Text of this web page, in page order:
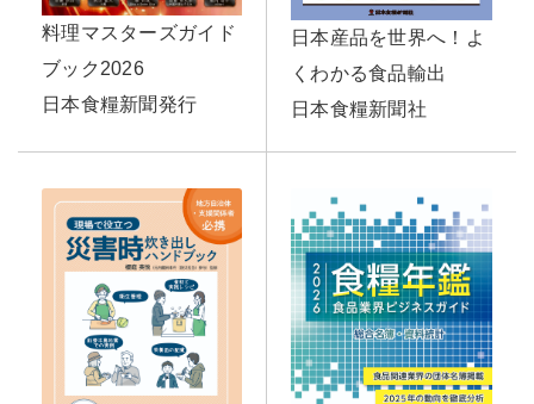
料理マスターズガイド
ブック2026
日本食糧新聞発行
日本産品を世界へ！よ
くわかる食品輸出
日本食糧新聞社